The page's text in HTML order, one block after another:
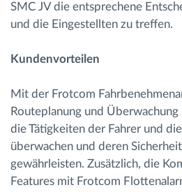
SMC JV die entsprechene
und die Eingestellten zu treffen.
Kundenvorteilen
Mit der Frotcom
Routeplanung und
die Tätigkeiten der Fahrer und
überwachen und deren
gewährleisten. Zusätzlich, die
Features mit Frotcom